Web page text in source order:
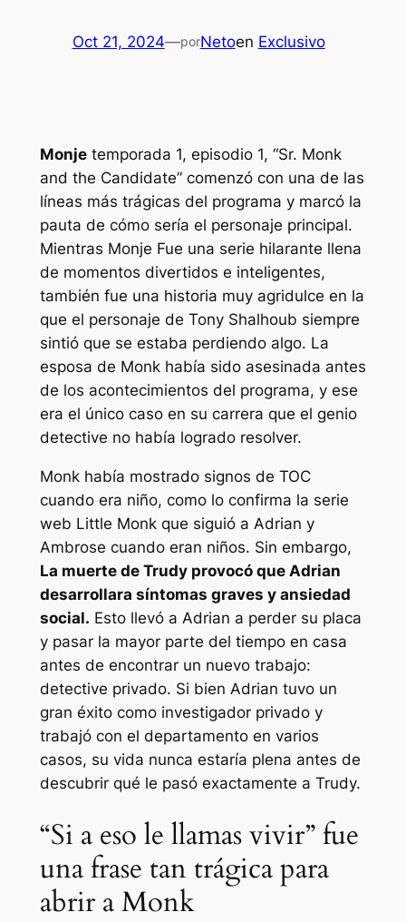
Oct 21, 2024—porNetoen Exclusivo
Monjetemporada 1, episodio 1, “Sr. Monk
and the Candidate” comenzó con una de las
líneas más trágicas del programa y marcó la
pauta de cómo sería el personaje principal.
Mientras Monje Fue una serie hilarante llena
de momentos divertidos e inteligentes,
también fue una historia muy agridulce en la
que el personaje de Tony Shalhoub siempre
sintió que se estaba perdiendo algo. La
esposa de Monk había sido asesinada antes
de los acontecimientos del programa, y ​​ese
era el único caso en su carrera que el genio
detective no había logrado resolver.
Monk había mostrado signos de TOC
cuando era niño, como lo confirma la serie
web Little Monk que siguió a Adrian y
Ambrose cuando eran niños. Sin embargo,
La muerte de Trudy provocó que Adrian
desarrollara síntomas graves y ansiedad
social. Esto llevó a Adrian a perder su placa
y pasar la mayor parte del tiempo en casa
antes de encontrar un nuevo trabajo:
detective privado. Si bien Adrian tuvo un
gran éxito como investigador privado y
trabajó con el departamento en varios
casos, su vida nunca estaría plena antes de
descubrir qué le pasó exactamente a Trudy.
“Si a eso le llamas vivir” fue
una frase tan trágica para
abrir a Monk